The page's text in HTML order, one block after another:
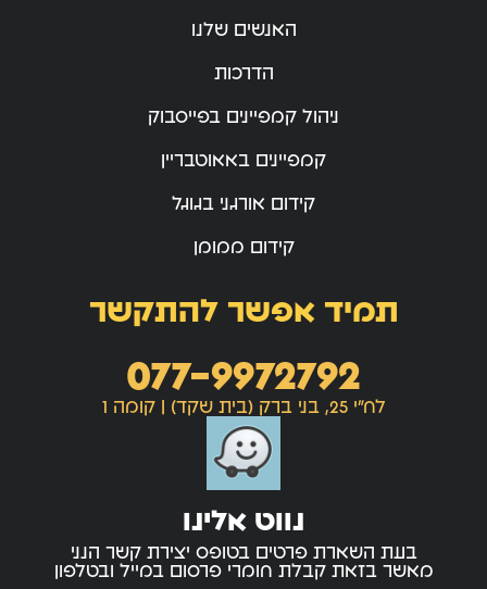
האנשים שלנו
הדרכות
ניהול קמפיינים בפייסבוק
קמפיינים באאוטבריין
קידום אורגני בגוגל
קידום ממומן
תמיד אפשר להתקשר
077-9972792
לח"י 25, בני ברק (בית שקד) | קומה 1
נווט אלינו
בעת השארת פרטים בטופס יצירת קשר הנני
מאשר בזאת קבלת חומרי פרסום במייל ובטלפון